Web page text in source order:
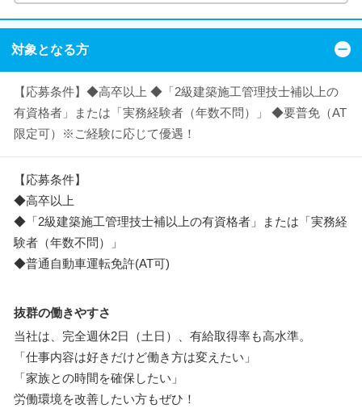
対象となる方
【応募条件】◆高卒以上 ◆「2級建築施工管理技士補以上の
有資格者」または「実務経験者（年数不問）」 ◆要普免（AT
限定可）※ご経験に応じて優遇！
【応募条件】
◆高卒以上
◆「2級建築施工管理技士補以上の有資格者」または「実務経
験者（年数不問）」
◆普通自動車運転免許(AT可)
抜群の働きやすさ
当社は、完全週休2日（土日）、有給取得率も高水準。
「仕事内容は好きだけど働き方は変えたい」
「家族との時間を確保したい」
労働環境を改善したい方もぜひ！